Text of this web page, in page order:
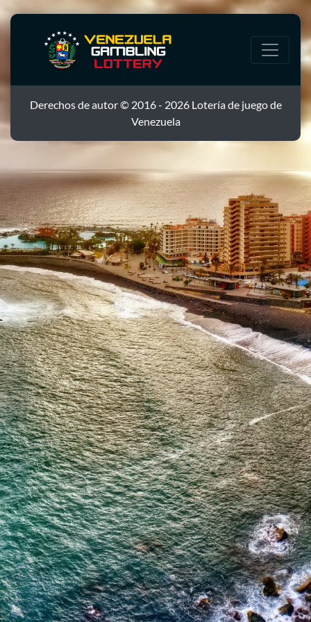
Derechos de autor © 2016 - 2026 Lotería de juego de
Venezuela